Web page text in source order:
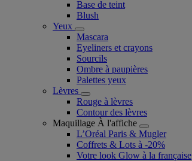
Base de teint
Blush
Yeux
Mascara
Eyeliners et crayons
Sourcils
Ombre à paupières
Palettes yeux
Lèvres
Rouge à lèvres
Contour des lèvres
Maquillage À l'affiche
L’Oréal Paris & Mugler
Coffrets & Lots à -20%
Votre look Glow à la française